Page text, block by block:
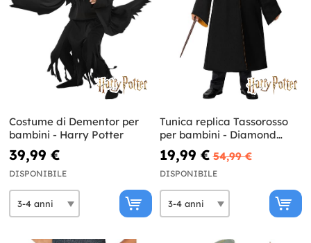
Costume di Dementor per
bambini - Harry Potter
39,99 €
DISPONIBILE
Tunica replica Tassorosso
per bambini - Diamond
Edition
19,99 € 54,99 €
DISPONIBILE